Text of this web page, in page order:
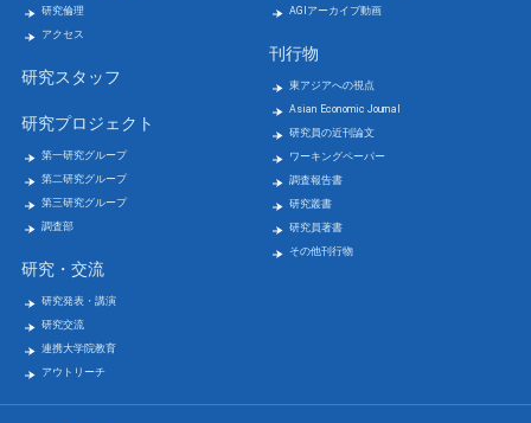
研究倫理
アクセス
研究スタッフ
研究プロジェクト
第一研究グループ
第二研究グループ
第三研究グループ
調査部
研究・交流
研究発表・講演
研究交流
連携大学院教育
アウトリーチ
AGIアーカイブ動画
刊行物
東アジアへの視点
Asian Economic Journal
研究員の近刊論文
ワーキングペーパー
調査報告書
研究叢書
研究員著書
その他刊行物